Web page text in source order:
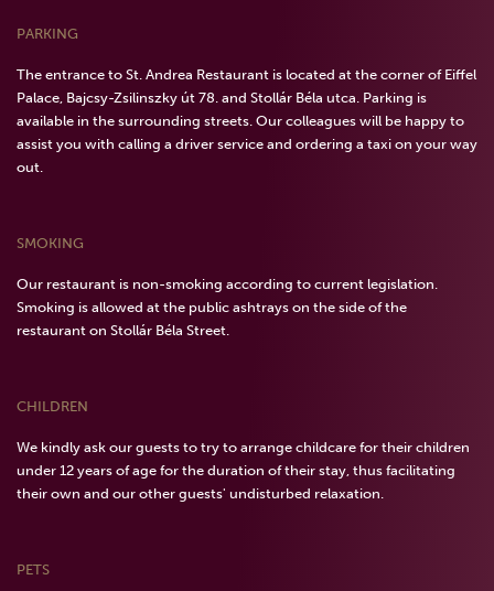
PARKING
The entrance to St. Andrea Restaurant is located at the corner of Eiffel
Palace, Bajcsy-Zsilinszky út 78. and Stollár Béla utca. Parking is
available in the surrounding streets. Our colleagues will be happy to
assist you with calling a driver service and ordering a taxi on your way
out.
SMOKING
Our restaurant is non-smoking according to current legislation.
Smoking is allowed at the public ashtrays on the side of the
restaurant on Stollár Béla Street.
CHILDREN
We kindly ask our guests to try to arrange childcare for their children
under 12 years of age for the duration of their stay, thus facilitating
their own and our other guests' undisturbed relaxation.
PETS